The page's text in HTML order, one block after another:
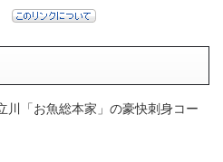
川「お魚総本家」の豪快刺身コー